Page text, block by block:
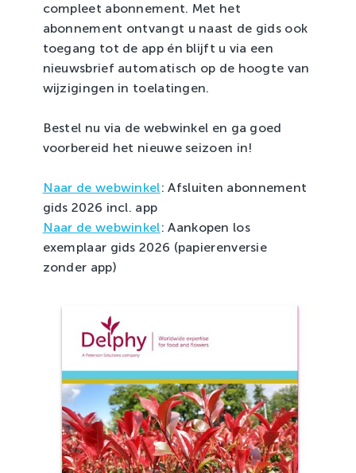
compleet abonnement. Met het
abonnement ontvangt u naast de gids ook
toegang tot de app én blijft u via een
nieuwsbrief automatisch op de hoogte van
wijzigingen in toelatingen.
Bestel nu via de webwinkel en ga goed
voorbereid het nieuwe seizoen in!
Naar de webwinkel: Afsluiten abonnement
gids 2026 incl. app
Naar de webwinkel: Aankopen los
exemplaar gids 2026 (papierenversie
zonder app)